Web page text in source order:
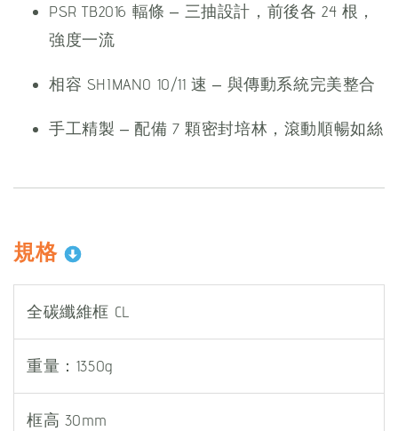
PSR TB2016 輻條 – 三抽設計，前後各 24 根，
強度一流
相容 SHIMANO 10/11 速 – 與傳動系統完美整合
手工精製 – 配備 7 顆密封培林，滾動順暢如絲
規格
全碳纖維框 CL
重量：1350g
框高 30mm